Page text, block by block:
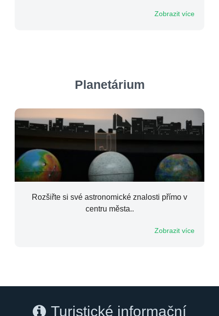
Zobrazit více
Planetárium
Rozšiřte si své astronomické znalosti přímo v
centru města..
Zobrazit více
Turistické informační